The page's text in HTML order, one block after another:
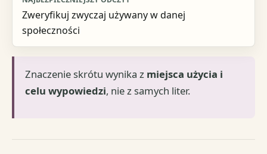
Zweryfikuj zwyczaj używany w danej
społeczności
Znaczenie skrótu wynika z miejsca użycia i
celu wypowiedzi, nie z samych liter.